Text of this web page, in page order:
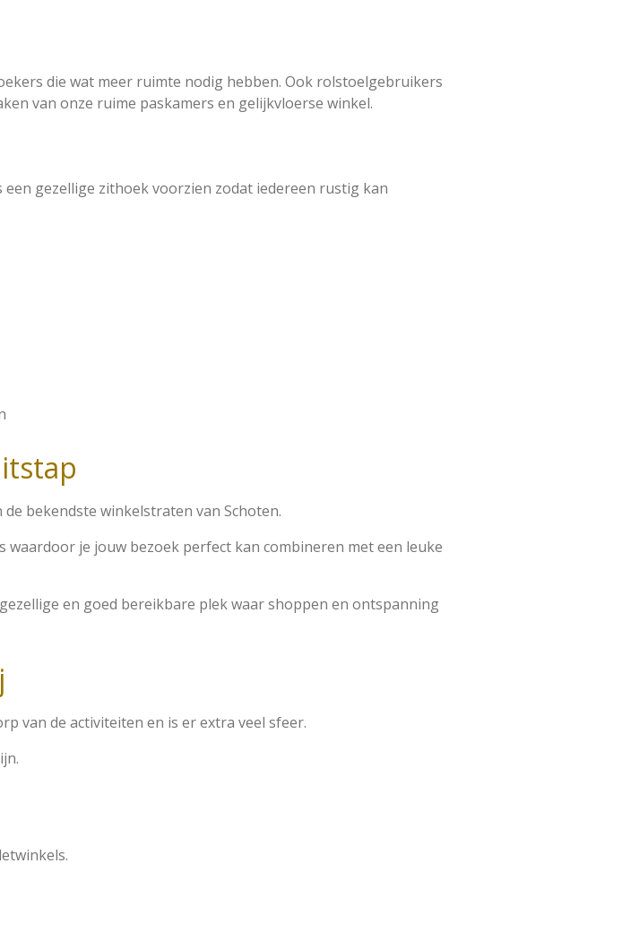
die wat meer ruimte nodig hebben. Ook rolstoelgebruikers
van onze ruime paskamers en gelijkvloerse winkel.
een gezellige zithoek voorzien zodat iedereen rustig kan
bekendste winkelstraten van Schoten.
je jouw bezoek perfect kan combineren met een leuke
en goed bereikbare plek waar shoppen en ontspanning
van de activiteiten en is er extra veel sfeer.